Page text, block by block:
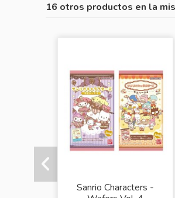
16 otros productos en la
Sanrio Characters -